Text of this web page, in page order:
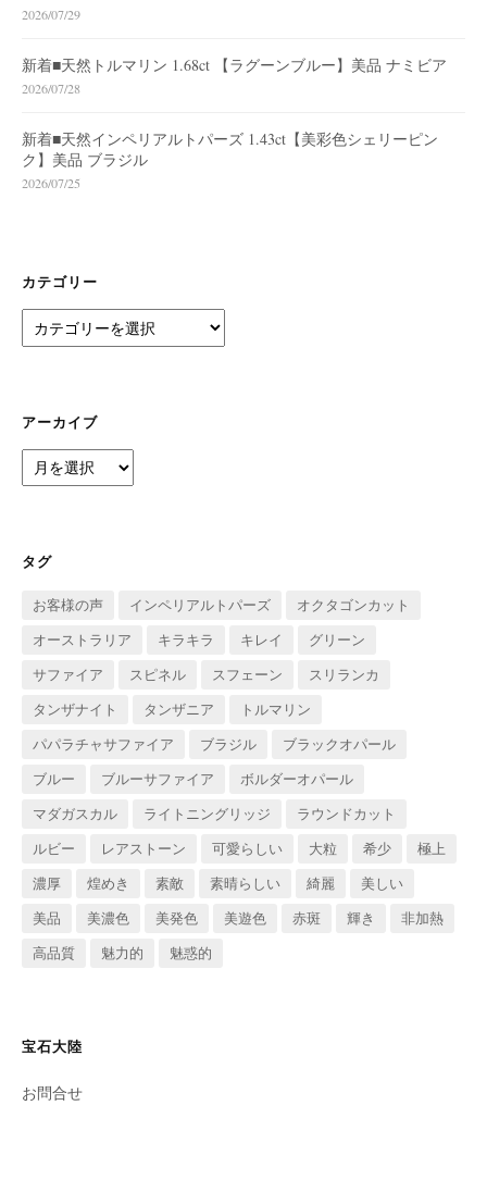
2026/07/29
新着■天然トルマリン 1.68ct 【ラグーンブルー】美品 ナミビア
2026/07/28
新着■天然インペリアルトパーズ 1.43ct【美彩色シェリーピン
ク】美品 ブラジル
2026/07/25
カテゴリー
テ
ー
アーカイブ
ー
ブ
タグ
お客様の声 インペリアルトパーズ
オクタゴンカット
オーストラリア
キラキラ キレイ
グリーン
サファイア
スピネル スフェーン
スリランカ
タンザナイト
タンザニア
トルマリン
パパラチャサファイア
ブラジル
ブラックオパール
ブルー
ブルーサファイア
ボルダーオパール
マダガスカル
ライトニングリッジ
ラウンドカット
ルビー
レアストーン 可愛らしい 大粒 希少
極上
濃厚
煌めき 素敵 素晴らしい 綺麗
美しい
美品
美濃色 美発色 美遊色 赤斑 輝き
非加熱
高品質
魅力的 魅惑的
宝石大陸
お問合せ